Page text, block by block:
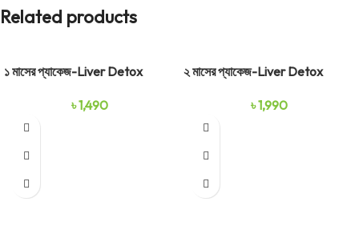
Related products
১ মাসের প্যাকেজ-Liver Detox
৳1,490
২ মাসের প্যাকেজ-Liver Detox
৳1,990